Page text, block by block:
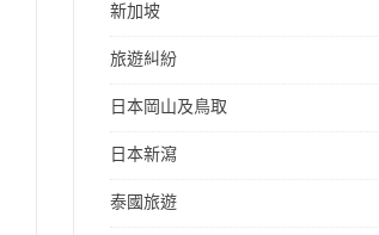
新加坡
旅遊糾紛
日本岡山及鳥取
日本新瀉
泰國旅遊